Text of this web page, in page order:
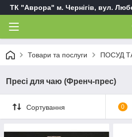
ТК "Аврора" м. Чернігів, вул.
Товари та послуги ПОСУД
Пресі для чаю (Френч-прес)
Сортування 0